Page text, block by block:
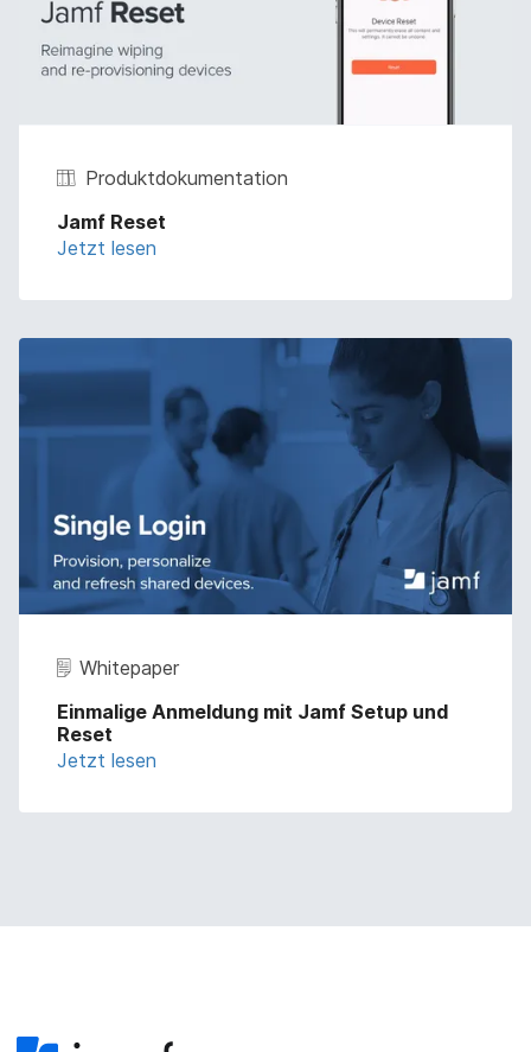
Produktdokumentation
Jamf Reset
Jetzt lesen
Whitepaper
Einmalige Anmeldung mit Jamf Setup und
Reset
Jetzt lesen